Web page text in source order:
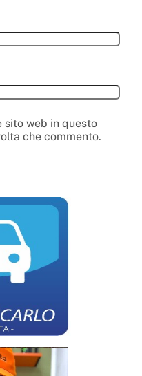
sito web in questo
che commento.